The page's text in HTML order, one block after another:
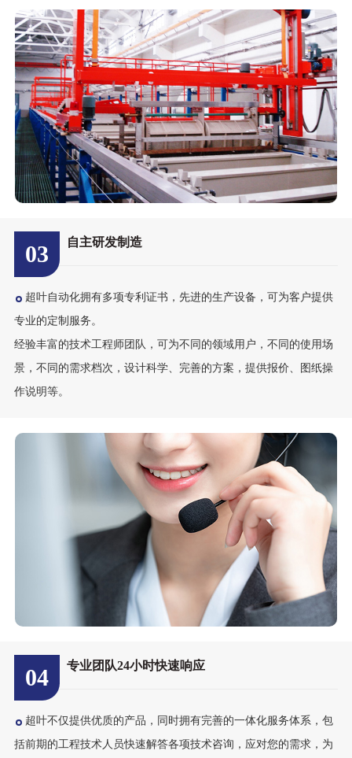
03 自主研发制造
超叶自动化拥有多项专利证书，先进的生产设备，可为客户提供
专业的定制服务。
经验丰富的技术工程师团队，可为不同的领域用户，不同的使用场
景，不同的需求档次，设计科学、完善的方案，提供报价、图纸操
作说明等。
04 专业团队24小时快速响应
超叶不仅提供优质的产品，同时拥有完善的一体化服务体系，包
括前期的工程技术人员快速解答各项技术咨询，应对您的需求，为